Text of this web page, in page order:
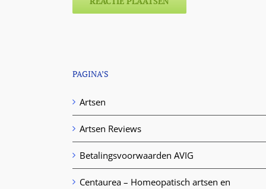
PAGINA’S
Artsen
Artsen Reviews
Betalingsvoorwaarden AVIG
Centaurea – Homeopatisch artsen en